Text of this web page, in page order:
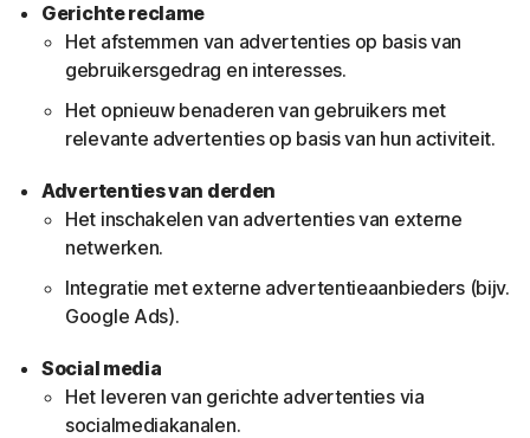
Gerichte reclame
Het afstemmen van advertenties op basis van
gebruikersgedrag en interesses.
Het opnieuw benaderen van gebruikers met
relevante advertenties op basis van hun activiteit.
Advertenties van derden
Het inschakelen van advertenties van externe
netwerken.
Integratie met externe advertentieaanbieders (bijv.
Google Ads).
Social media
Het leveren van gerichte advertenties via
socialmediakanalen.